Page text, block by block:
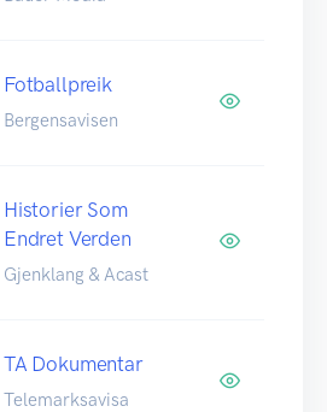
Fotballpreik
Bergensavisen
Historier Som
Endret Verden
Gjenklang & Acast
TA Dokumentar
Telemarksavisa